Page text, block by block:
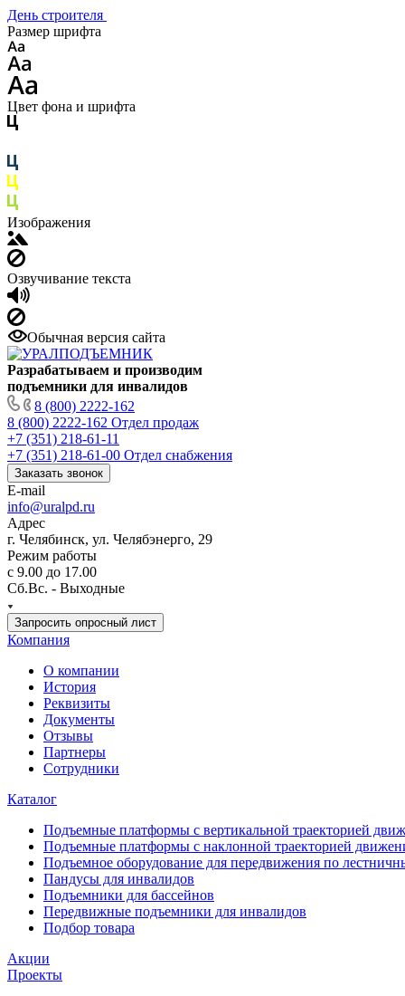
День строителя
Размер шрифта
Цвет фона и шрифта
Изображения
Озвучивание текста
Обычная версия сайта
Разрабатываем и производим
подъемники для инвалидов
8 (800) 2222-162
8 (800) 2222-162 Отдел продаж
+7 (351) 218-61-11
+7 (351) 218-61-00 Отдел снабжения
Заказать звонок
E-mail
info@uralpd.ru
Адрес
г. Челябинск, ул. Челябэнерго, 29
Режим работы
с 9.00 до 17.00
Сб.Вс. - Выходные
Запросить опросный лист
Компания
О компании
История
Реквизиты
Документы
Отзывы
Партнеры
Сотрудники
Каталог
Подъемные платформы с вертикальной траекторией
Подъемные платформы с наклонной траекторией
Подъемное оборудование для передвижения по
Пандусы для инвалидов
Подъемники для бассейнов
Передвижные подъемники для инвалидов
Подбор товара
Акции
Проекты